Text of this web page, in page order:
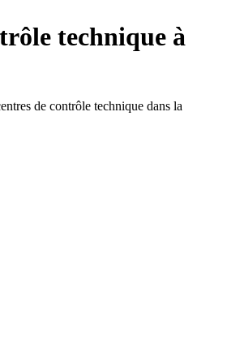
technique à
de contrôle technique dans la